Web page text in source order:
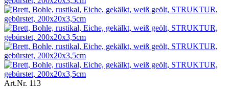
Art.Nr. 113